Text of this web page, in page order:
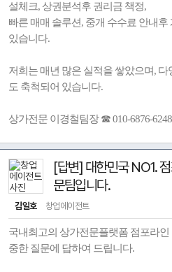
설체크, 상권분석후 권리금 책정,
빠른 매매 솔루션, 중개 수수료 안내
있습니다.
저희는 매년 많은 실적을 쌓았으며,
도 축척되어 있습니다.
상가전문 이경철팀장 ☎ 010-6876-6248
[답변] 대한민국 NO1.
문팀입니다.
김일호 창업에이전트
국내최고의 상가전문플랫폼 점포라
중한 질문에 답하여 드립니다.